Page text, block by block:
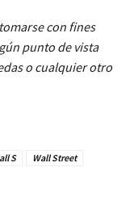
con fines
punto de vista
o cualquier otro
S Wall Street